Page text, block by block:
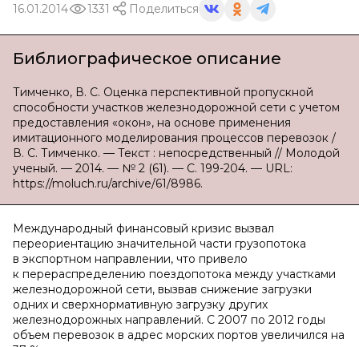
16.01.2014 1331 Поделиться
Библиографическое описание
Тимченко, В. С. Оценка перспективной пропускной
способности участков железнодорожной сети с учетом
предоставления «окон», на основе применения
имитационного моделирования процессов перевозок /
В. С. Тимченко. — Текст : непосредственный // Молодой
ученый. — 2014. — № 2 (61). — С. 199-204. — URL:
https://moluch.ru/archive/61/8986.
Международный финансовый кризис вызвал
переориентацию значительной части грузопотока
в экспортном направлении, что привело
к перераспределению поездопотока между участками
железнодорожной сети, вызвав снижение загрузки
одних и сверхнормативную загрузку других
железнодорожных направлений. С 2007 по 2012 годы
объем перевозок в адрес морских портов увеличился на